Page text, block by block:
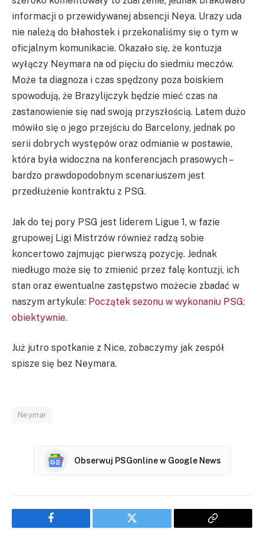
informacji o przewidywanej absencji Neya. Urazy uda
nie należą do błahostek i przekonaliśmy się o tym w
oficjalnym komunikacie. Okazało się, że kontuzja
wyłączy Neymara na od pięciu do siedmiu meczów.
Może ta diagnoza i czas spędzony poza boiskiem
spowodują, że Brazylijczyk będzie mieć czas na
zastanowienie się nad swoją przyszłością. Latem dużo
mówiło się o jego przejściu do Barcelony, jednak po
serii dobrych występów oraz odmianie w postawie,
która była widoczna na konferencjach prasowych –
bardzo prawdopodobnym scenariuszem jest
przedłużenie kontraktu z PSG.
Jak do tej pory PSG jest liderem Ligue 1, w fazie
grupowej Ligi Mistrzów również radzą sobie
koncertowo zajmując pierwszą pozycję. Jednak
niedługo może się to zmienić przez falę kontuzji, ich
stan oraz ewentualne zastępstwo możecie zbadać w
naszym artykule: Początek sezonu w wykonaniu PSG:
obiektywnie.
Już jutro spotkanie z Nice, zobaczymy jak zespół
spisze się bez Neymara.
Neymar
Obserwuj PSGonline w Google News
Facebook Twitter
Copy